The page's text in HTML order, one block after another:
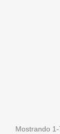
Mostrando